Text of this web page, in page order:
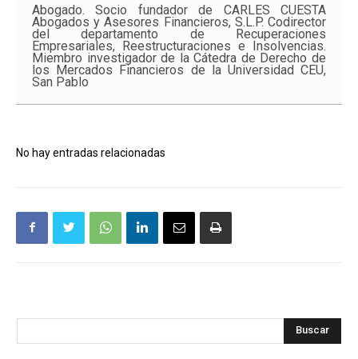
Abogado. Socio fundador de CARLES CUESTA
Abogados y Asesores Financieros, S.L.P. Codirector
del departamento de Recuperaciones
Empresariales, Reestructuraciones e Insolvencias.
Miembro investigador de la Cátedra de Derecho de
los Mercados Financieros de la Universidad CEU,
San Pablo
No hay entradas relacionadas
Buscar